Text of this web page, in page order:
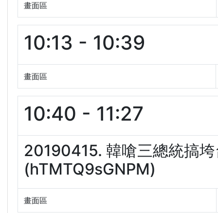
畫面區
10:13 - 10:39
畫面區
10:40 - 11:27
20190415. 韓嗆三總統搞
(hTMTQ9sGNPM)
畫面區